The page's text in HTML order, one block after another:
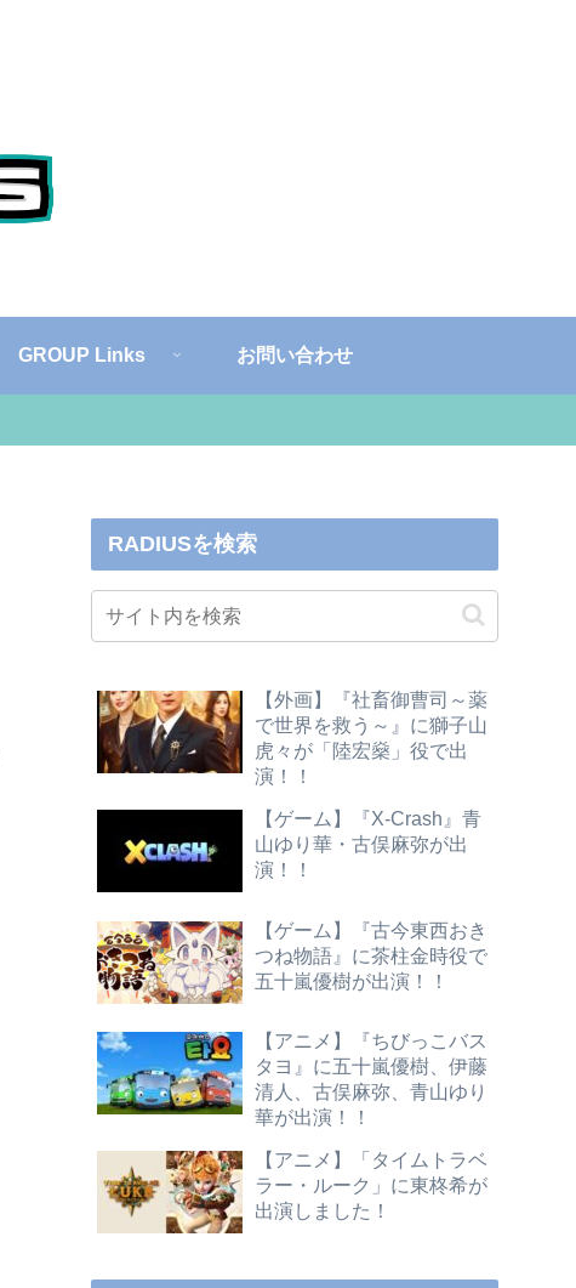
GROUP Links お問い合わせ
RADIUSを検索
【外画】『社畜御曹司～薬
で世界を救う～』に獅子山
虎々が「陸宏燊」役で出
演！！
【ゲーム】『X-Crash』青
山ゆり華・古俣麻弥が出
演！！
【ゲーム】『古今東西おき
つね物語』に茶柱金時役で
五十嵐優樹が出演！！
【アニメ】『ちびっこバス
タヨ』に五十嵐優樹、伊藤
清人、古俣麻弥、青山ゆり
華が出演！！
【アニメ】「タイムトラベ
ラー・ルーク」に東柊希が
出演しました！